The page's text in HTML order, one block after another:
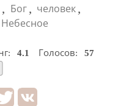
, Бог , человек ,
Небесное
4.1 Голосов:
57